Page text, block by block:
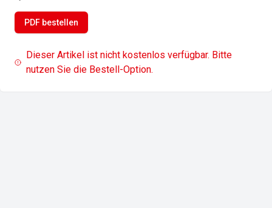
PDF bestellen
Dieser Artikel ist nicht kostenlos verfügbar. Bitte
nutzen Sie die Bestell-Option.